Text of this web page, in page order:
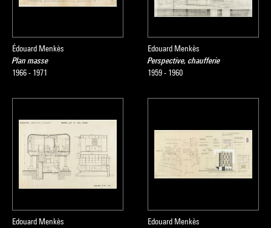
Édouard Menkès
Plan masse
1966 - 1971
Edouard Menkès
Perspective, chaufferie
1959 - 1960
Edouard Menkès
Edouard Menkès